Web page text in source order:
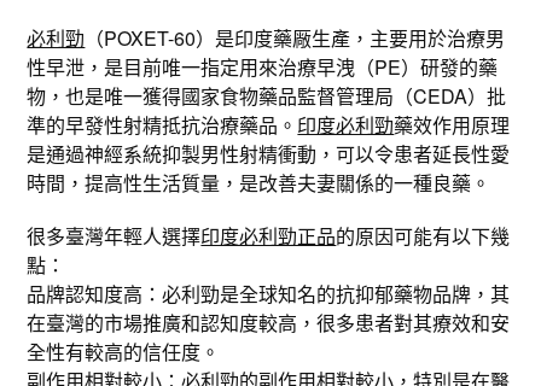
必利勁 （POXET-60）是印度藥厰生產，主要用於治療男
性早泄，是目前唯一指定用來治療早洩（PE）研發的藥
物，也是唯一獲得國家食物藥品監督管理局（CEDA）批
準的早發性射精抵抗治療藥品。 印度必利勁藥效作用原理
是通過神經系統抑製男性射精衝動，可以令患者延長性愛
時間，提高性生活質量，是改善夫妻關係的一種良藥。
很多臺灣年輕人選擇印度必利勁正品的原因可能有以下幾
點：
品牌認知度高：必利勁是全球知名的抗抑郁藥物品牌，其
在臺灣的市場推廣和認知度較高，很多患者對其療效和安
全性有較高的信任度。